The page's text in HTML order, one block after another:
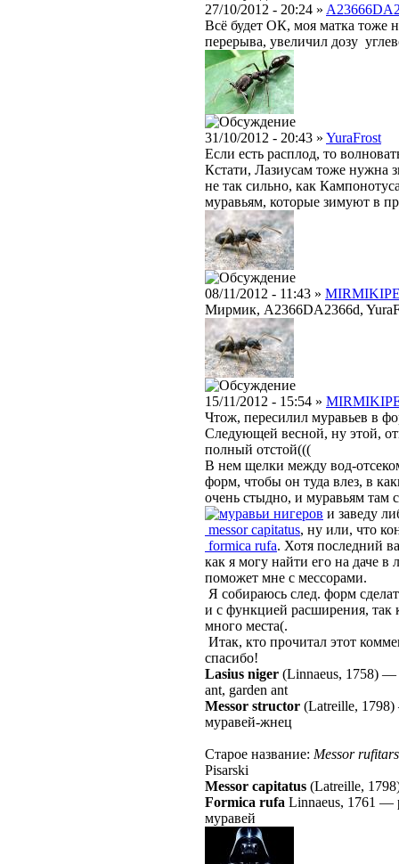
27/10/2012 - 20:24 »
Всё будет ОК, моя матка тоже
перерыва, увеличил дозу
31/10/2012 - 20:43 » YuraFrost
Если есть расплод, то
Кстати, Лазиусам тоже нужна
не так сильно, как
муравьям, которые зимуют в
08/11/2012 - 11:43 »
Мирмик, А2366DA2366d,
15/11/2012 - 15:54 »
Чтож, пересилил муравьев в
Следующей весной, ну этой,
полный отстой(((
В нем щелки между вод-
форм, чтобы он туда влез, в
очень стыдно, и муравьям там
нигеров и заведу
messor capitatus, ну или, что
formica rufa. Хотя последний
как я могу найти его на даче в
поможет мне с мессорами.
Я собираюсь след. форм
и с функцией расширения,
много места(.
Итак, кто прочитал этот
спасибо!
Lasius niger (Linnaeus, 1758) —
ant, garden ant
Messor structor (Latreille, 1798)
муравей-жнец
Старое название: Messor
Pisarski
Messor capitatus (Latreille,
Formica rufa Linnaeus, 1761 —
муравей